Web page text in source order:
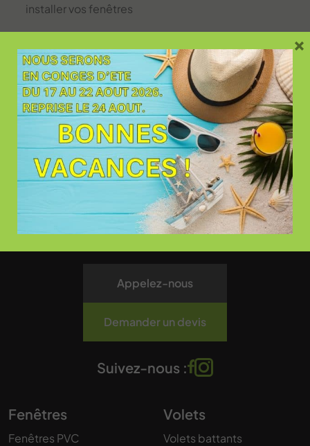
installer vos fenêtres
26 rue Raymond Grimaud
31700 Blagnac
Contact et plan d’accès
Appelez-nous
Demander un devis
Suivez-nous :
Fenêtres
Fenêtres PVC
Volets
Volets battants
×